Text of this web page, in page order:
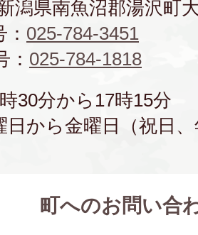
潟県南魚沼郡湯沢町
025-784-3451
025-784-1818
30分から17時15分
日から金曜日（祝日
町へのお問い合